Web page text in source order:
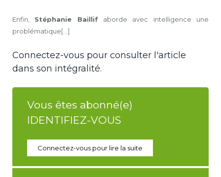
Enfin, Stéphanie Baillifaborde avec intelligence une
problématique[...]
Connectez-vous pour consulter l'article
dans son intégralité.
Vous êtes abonné(e)
IDENTIFIEZ-VOUS
Connectez-vous pour lire la suite